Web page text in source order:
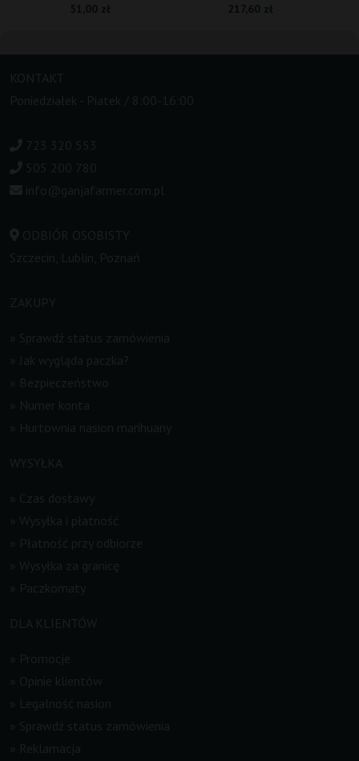
51,00 zł
217,60 zł
KONTAKT
Poniedziałek - Piatek / 8:00-16:00
723 320 553
505 200 780
info@ganjafarmer.com.pl
ODBIÓR OSOBISTY
Szczecin, Lublin, Poznań
ZAKUPY
Sprawdź status zamówienia
Jak wygląda paczka?
Bezpieczeństwo
Numer konta
Hurtownia nasion marihuany
WYSYŁKA
Czas dostawy
Wysyłka i płatność
Płatność przy odbiorze
Wysyłka za granicę
Paczkomaty
DLA KLIENTÓW
Promocje
Opinie klientów
Legalność nasion
Sprawdź status zamówienia
Reklamacja